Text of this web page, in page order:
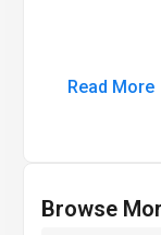
Read More
Browse